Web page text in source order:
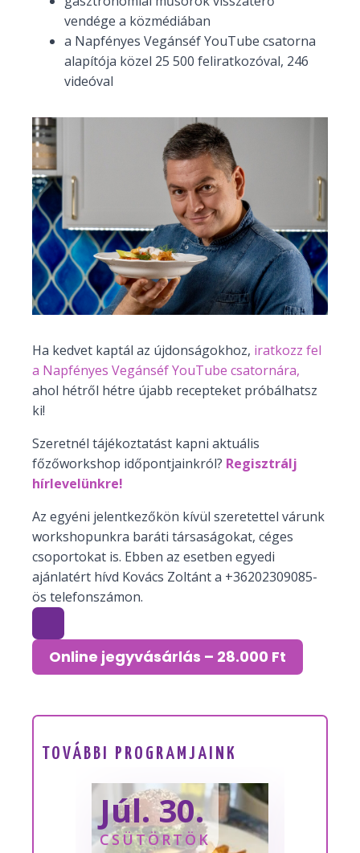
vendége a közmédiában
a Napfényes Vegánséf YouTube csatorna
alapítója közel 25 500 feliratkozóval, 246
videóval
Ha kedvet kaptál az újdonságokhoz, iratkozz fel
a Napfényes Vegánséf YouTube csatornára,
ahol hétről hétre újabb recepteket próbálhatsz
ki!
Szeretnél tájékoztatást kapni aktuális
főzőworkshop időpontjainkról? Regisztrálj
hírlevelünkre!
Az egyéni jelentkezőkön kívül szeretettel várunk
workshopunkra baráti társaságokat, céges
csoportokat is. Ebben az esetben egyedi
ajánlatért hívd Kovács Zoltánt a +36202309085-
ös telefonszámon.
Online jegyvásárlás – 28.000 Ft
TOVÁBBI PROGRAMJAINK
Júl. 30.
CSÜTÖRTÖK